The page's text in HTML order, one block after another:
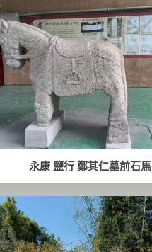
永康 鹽行 鄭其仁墓前石馬